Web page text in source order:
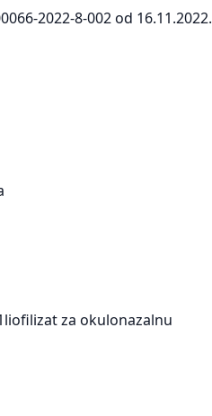
2022-8-002 od 16.11.2022.
za okulonazalnu